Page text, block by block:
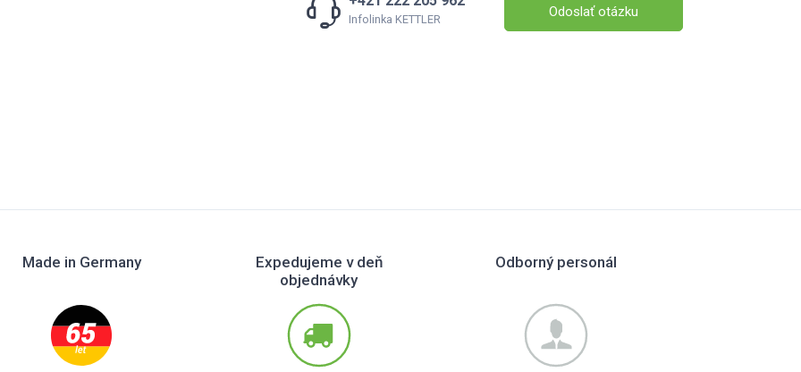
Infolinka KETTLER Odoslať otázku
Made in Germany
Expedujeme v deň
objednávky
Odborný personál